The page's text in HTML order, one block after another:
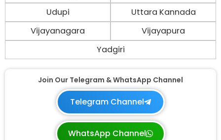
Udupi
Uttara Kannada
Vijayanagara
Vijayapura
Yadgiri
Join Our Telegram & WhatsApp Channel
Telegram Channel
WhatsApp Channel